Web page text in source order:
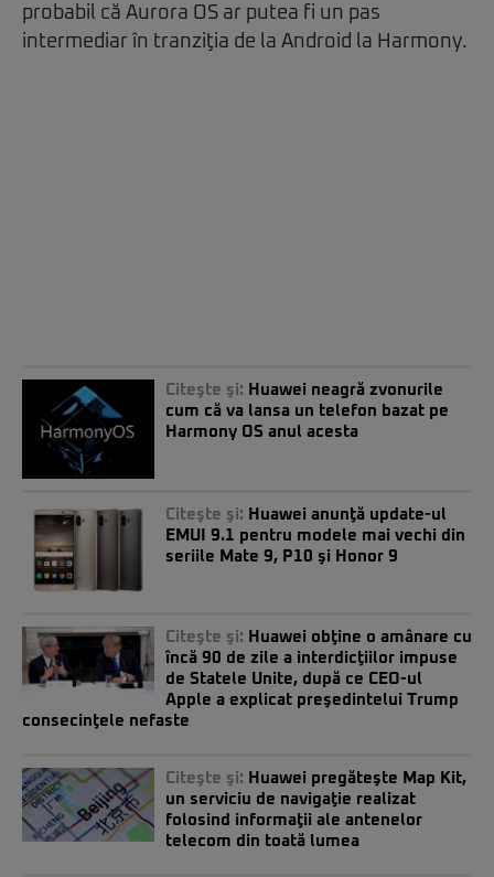
probabil că Aurora OS ar putea fi un pas
intermediar în tranziţia de la Android la Harmony.
Citeşte şi: Huawei neagră zvonurile
cum că va lansa un telefon bazat pe
Harmony OS anul acesta
Citeşte şi: Huawei anunţă update-ul
EMUI 9.1 pentru modele mai vechi din
seriile Mate 9, P10 şi Honor 9
Citeşte şi: Huawei obţine o amânare cu
încă 90 de zile a interdicţiilor impuse
de Statele Unite, după ce CEO-ul
Apple a explicat preşedintelui Trump
consecinţele nefaste
Citeşte şi: Huawei pregăteşte Map Kit,
un serviciu de navigaţie realizat
folosind informaţii ale antenelor
telecom din toată lumea